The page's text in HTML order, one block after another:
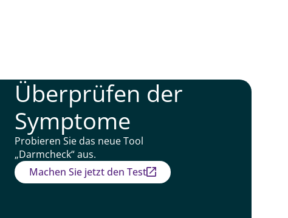
Überprüfen der
Symptome
Probieren Sie das neue Tool
„Darmcheck“ aus.
Machen Sie jetzt den Test